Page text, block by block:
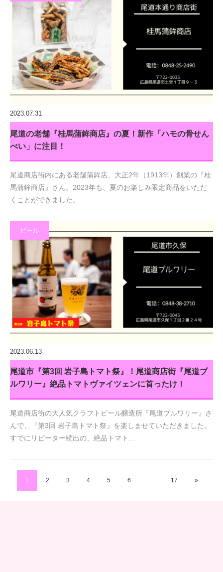
2023.07.31
尾道の老舗『桂馬蒲鉾商店』の夏！新作「ハモの骨せん
べい」に注目！
尾道商店街内にある老舗蒲鉾店、大正2年（1913年）創業の『桂
馬蒲鉾商店』さん。2023年も、夏のお楽しみ限定商品をいただ
くことができました。…
ビール
2023.06.13
尾道市『第3回 岩子島トマト祭』！尾道商店街『尾道ブ
ルワリー』絶品トマトヴァイツェンに首ったけ！
尾道商店街の大人気クラフトビール醸造所『尾道ブルワリー』さ
んで、『第3回 岩子島トマト祭』を楽しませていただきました。
すでにリピーター続出の、絶品トマト…
1 2 3 4 5 6 … 17 »